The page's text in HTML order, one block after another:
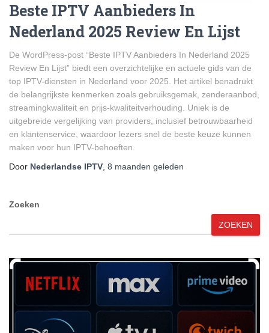
Beste IPTV Aanbieders In
Nederland 2025 Review En Lijst
De WordPress-post “Beste IPTV Aanbieders In Nederland 2025
Review En Lijst” biedt een overzichtelijke en actuele gids van de
top IPTV-diensten in Nederland voor 2025. Het artikel benadrukt
de belangrijkste kenmerken zoals gebruiksgemak, zenderaanbod,
streamingkwaliteit en prijs-kwaliteitverhouding. Uniek is de
uitgebreide vergelijking van providers, inclusief betrouwbaarheid
en klantenservice, waardoor lezers snel de beste keuze kunnen
maken voor hun IPTV-behoeften.
Door Nederlandse IPTV, 8 maanden geleden
Zoeken
ZOEKEN